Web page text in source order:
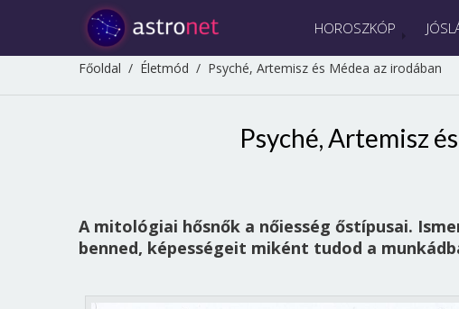
HOROSZKÓP
Főoldal / Életmód / Psyché, Artemisz és Médea az irodában
Psyché, Artemisz
A mitológiai hősnők a nőiesség őstípusai.
benned, képességeit miként tudod a